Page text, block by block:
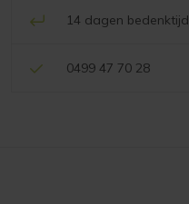
14 dagen bedenktijd
0499 47 70 28